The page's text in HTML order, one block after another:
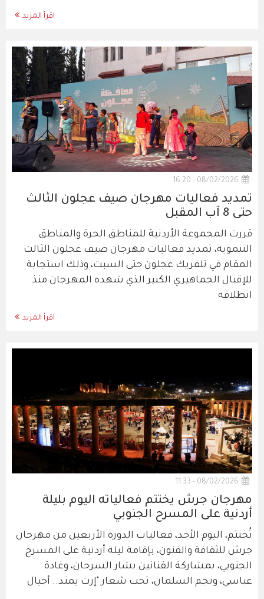
اقرأ المزيد
08/02/2026 - 16:20
تمديد فعاليات مهرجان صيف عجلون الثالث
حتى 8 آب المقبل
قررت المجموعة الأردنية للمناطق الحرة والمناطق
التنموية، تمديد فعاليات مهرجان صيف عجلون الثالث
المقام في تلفريك عجلون حتى السبت، وذلك استجابة
للإقبال الجماهيري الكبير الذي شهده المهرجان منذ
انطلاقه
اقرأ المزيد
08/02/2026 - 11:33
مهرجان جرش يختتم فعالياته اليوم بليلة
أردنية على المسرح الجنوبي
تُختتم، اليوم الأحد، فعاليات الدورة الأربعين من مهرجان
جرش للثقافة والفنون، بإقامة ليلة أردنية على المسرح
الجنوبي، بمشاركة الفنانين بشار السرحان، وغادة
عباسي، ونجم السلمان، تحت شعار "إرث يمتد.. أجيال